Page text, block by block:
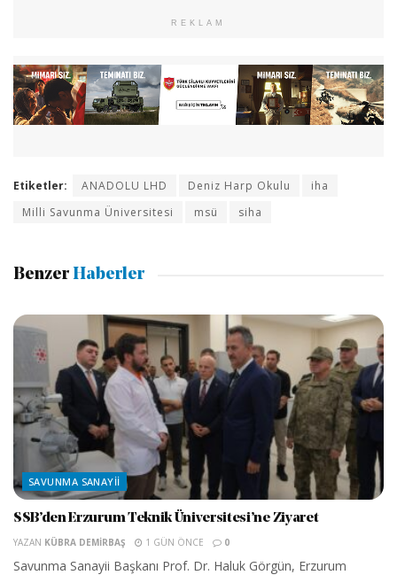
REKLAM
Etiketler: ANADOLU LHD Deniz Harp Okulu
iha
Milli Savunma Üniversitesi
msü siha
Benzer Haberler
SAVUNMA SANAYII
SSB’den Erzurum Teknik Üniversitesi’ne Ziyaret
YAZAN KÜBRA DEMIRBAŞ 1 GÜN ÖNCE 0
Savunma Sanayii Başkanı Prof. Dr. Haluk Görgün, Erzurum